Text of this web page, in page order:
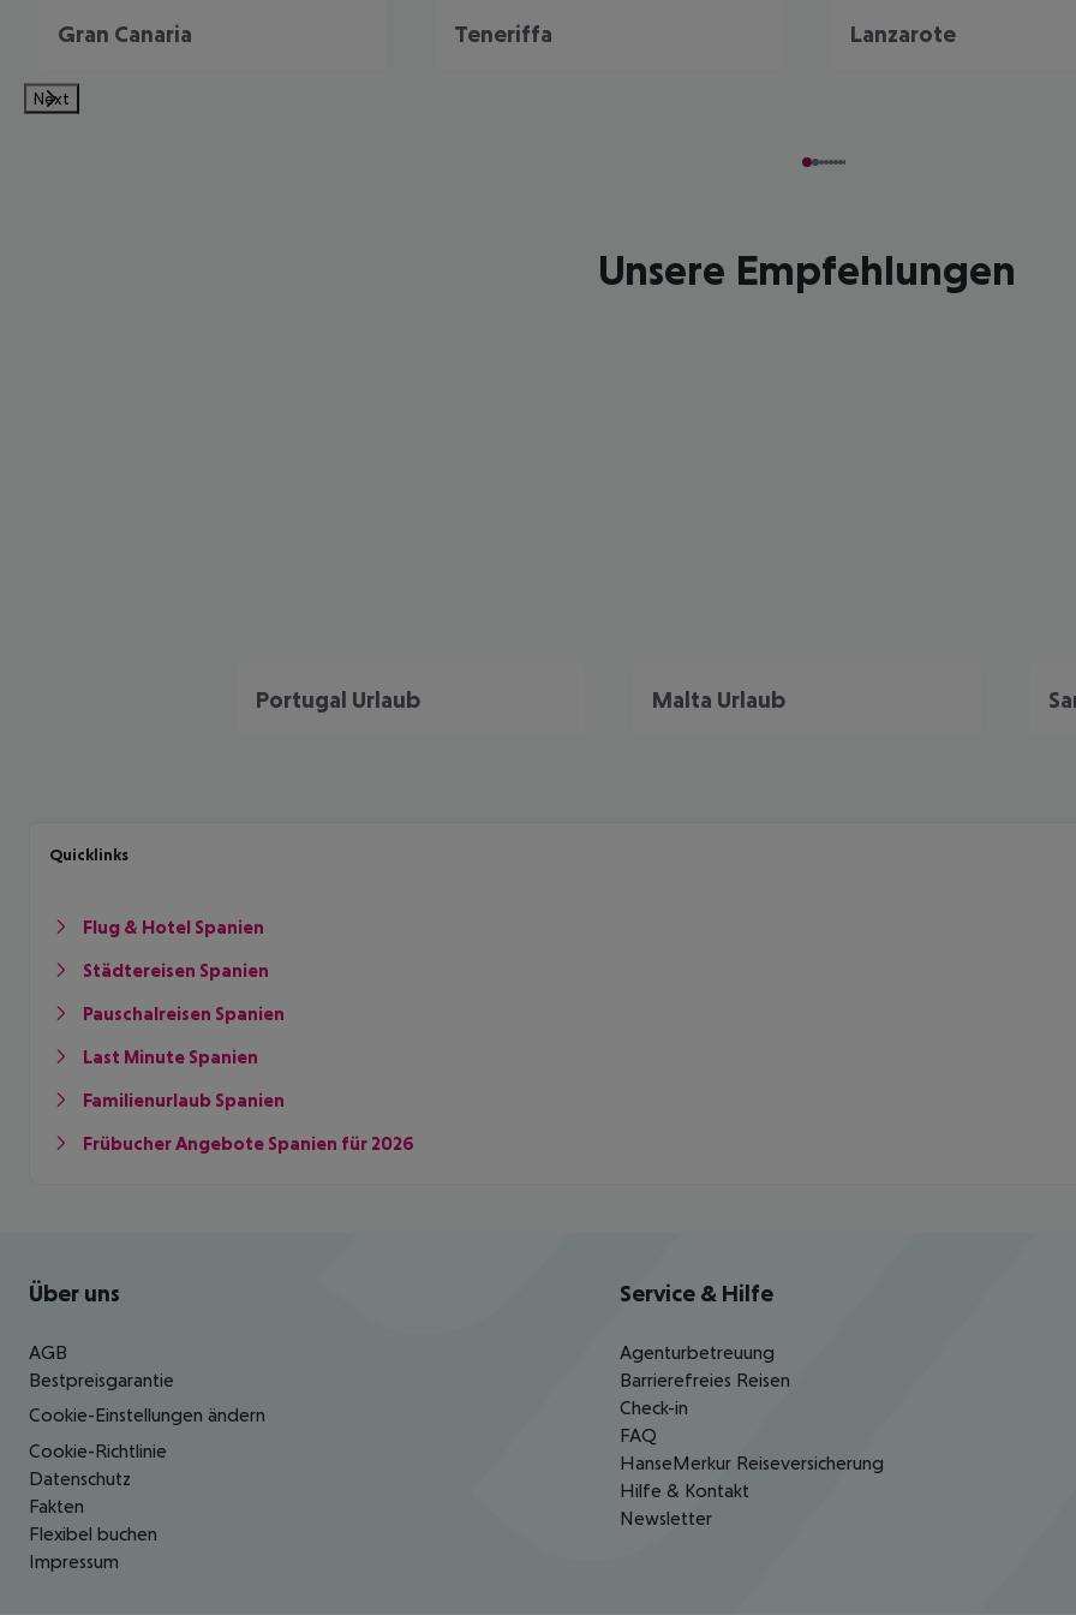
Gran Canaria Teneriffa Lanzarote
Next
Unsere Empfehlungen
Portugal Urlaub Malta Urlaub
Quicklinks
Flug & Hotel Spanien
Städtereisen Spanien
Pauschalreisen Spanien
Last Minute Spanien
Familienurlaub Spanien
Frübucher Angebote Spanien für 2026
Footer navigation
Über uns
AGB
Bestpreisgarantie
Cookie-Einstellungen ändern
Cookie-Richtlinie
Datenschutz
Fakten
Flexibel buchen
Impressum
Service & Hilfe
Agenturbetreuung
Barrierefreies Reisen
Check-in
FAQ
HanseMerkur Reiseversicherung
Hilfe & Kontakt
Newsletter